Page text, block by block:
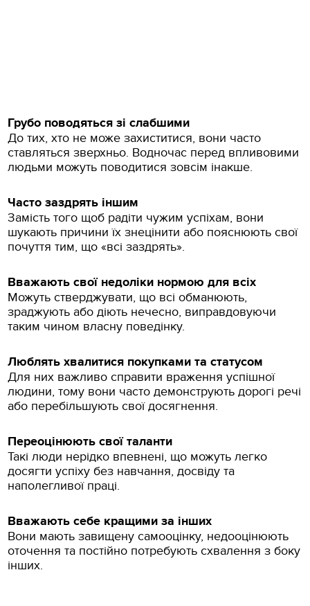
Грубо поводяться зі слабшими
До тих, хто не може захиститися, вони часто
ставляться зверхньо. Водночас перед впливовими
людьми можуть поводитися зовсім інакше.
Часто заздрять іншим
Замість того щоб радіти чужим успіхам, вони
шукають причини їх знецінити або пояснюють свої
почуття тим, що «всі заздрять».
Вважають свої недоліки нормою для всіх
Можуть стверджувати, що всі обманюють,
зраджують або діють нечесно, виправдовуючи
таким чином власну поведінку.
Люблять хвалитися покупками та статусом
Для них важливо справити враження успішної
людини, тому вони часто демонструють дорогі речі
або перебільшують свої досягнення.
Переоцінюють свої таланти
Такі люди нерідко впевнені, що можуть легко
досягти успіху без навчання, досвіду та
наполегливої праці.
Вважають себе кращими за інших
Вони мають завищену самооцінку, недооцінюють
оточення та постійно потребують схвалення з боку
інших.